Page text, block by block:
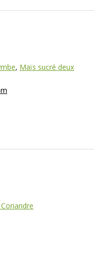
, Maïs sucré deux